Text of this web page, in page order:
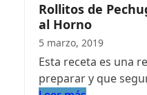
Rollitos de
al Horno
5 marzo, 2019
Esta receta es una
preparar y que